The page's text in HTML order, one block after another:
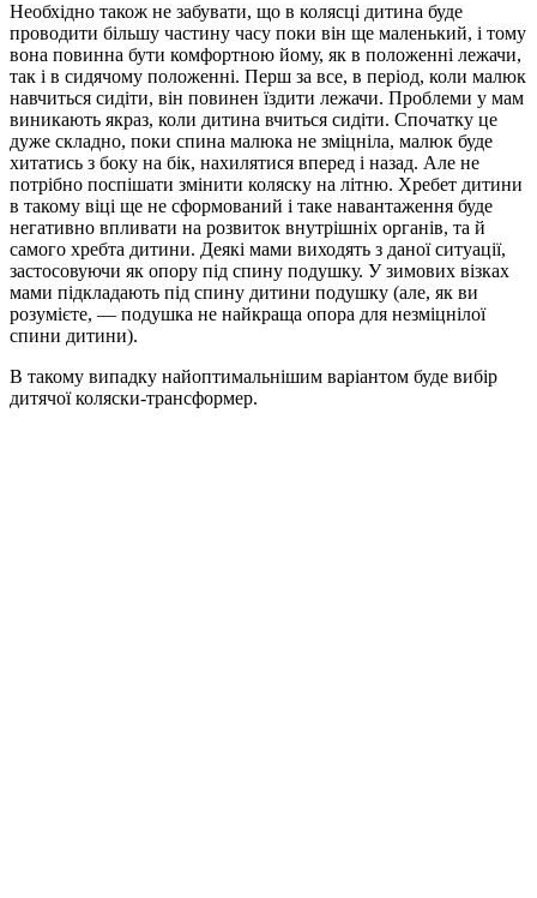
Необхідно також не забувати, що в колясці дитина буде
проводити більшу частину часу поки він ще маленький, і тому
вона повинна бути комфортною йому, як в положенні лежачи,
так і в сидячому положенні. Перш за все, в період, коли малюк
навчиться сидіти, він повинен їздити лежачи. Проблеми у мам
виникають якраз, коли дитина вчиться сидіти. Спочатку це
дуже складно, поки спина малюка не зміцніла, малюк буде
хитатись з боку на бік, нахилятися вперед і назад. Але не
потрібно поспішати змінити коляску на літню. Хребет дитини
в такому віці ще не сформований і таке навантаження буде
негативно впливати на розвиток внутрішніх органів, та й
самого хребта дитини. Деякі мами виходять з даної ситуації,
застосовуючи як опору під спину подушку. У зимових візках
мами підкладають під спину дитини подушку (але, як ви
розумієте, — подушка не найкраща опора для незміцнілої
спини дитини).
В такому випадку найоптимальнішим варіантом буде вибір
дитячої коляски-трансформер.